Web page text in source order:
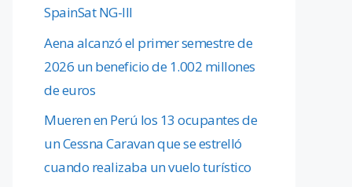
SpainSat NG-III
Aena alcanzó el primer semestre de
2026 un beneficio de 1.002 millones
de euros
Mueren en Perú los 13 ocupantes de
un Cessna Caravan que se estrelló
cuando realizaba un vuelo turístico